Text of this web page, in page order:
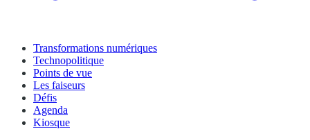
Transformations numériques
Technopolitique
Points de vue
Les faiseurs
Défis
Agenda
Kiosque